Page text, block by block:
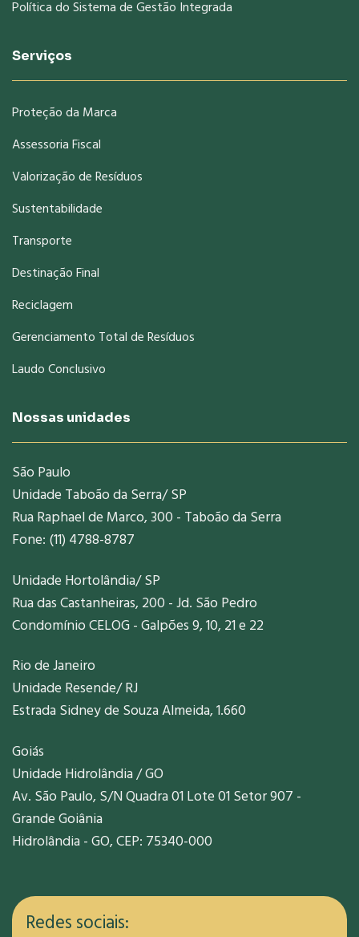
Política do Sistema de Gestão Integrada
Serviços
Proteção da Marca
Assessoria Fiscal
Valorização de Resíduos
Sustentabilidade
Transporte
Destinação Final
Reciclagem
Gerenciamento Total de Resíduos
Laudo Conclusivo
Nossas unidades
São Paulo
Unidade Taboão da Serra/ SP
Rua Raphael de Marco, 300 - Taboão da Serra
Fone: (11) 4788-8787
Unidade Hortolândia/ SP
Rua das Castanheiras, 200 - Jd. São Pedro
Condomínio CELOG - Galpões 9, 10, 21 e 22
Rio de Janeiro
Unidade Resende/ RJ
Estrada Sidney de Souza Almeida, 1.660
Goiás
Unidade Hidrolândia / GO
Av. São Paulo, S/N Quadra 01 Lote 01 Setor 907 -
Grande Goiânia
Hidrolândia - GO, CEP: 75340-000
Redes sociais: